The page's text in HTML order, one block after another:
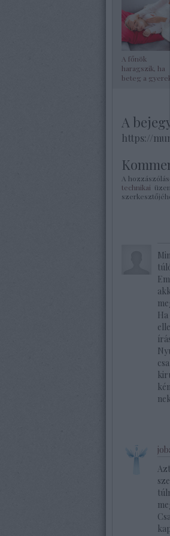
A főnök
haragszik, ha
beteg a gyerek
A
https://
A
technikai